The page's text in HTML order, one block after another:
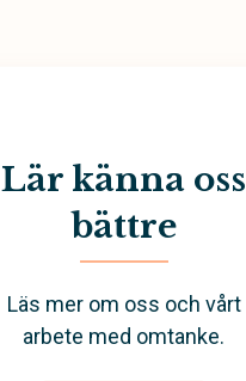
Lär känna oss
bättre
Läs mer om oss och vårt
arbete med omtanke.